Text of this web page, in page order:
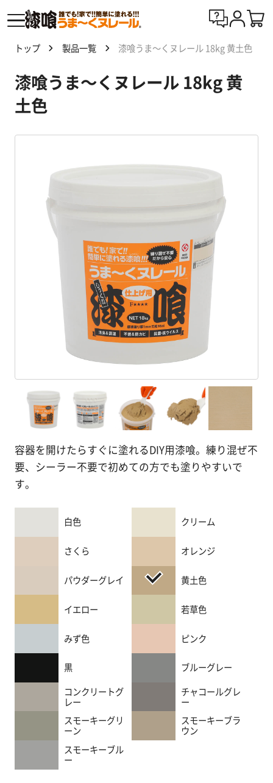
う
ま〜
くヌ
ルと
施
工
例
ラ
Q&A
知
せ
トップ 製品一覧 漆喰うま～くヌレール 18kg 黄土色
漆喰うま～くヌレール 18kg 黄
土色
容器を開けたらすぐに塗れるDIY用漆喰。練り混ぜ不
要、シーラー不要で初めての方でも塗りやすいで
す。
白色 クリーム
さくら オレンジ
パウダーグレイ 黄土色
イエロー 若草色
みず色 ピンク
黒
ブルーグレー
コンクリートグ
レー
チャコールグレ
ー
スモーキーグリ
ーン
スモーキーブラ
ウン
スモーキーブル
ー